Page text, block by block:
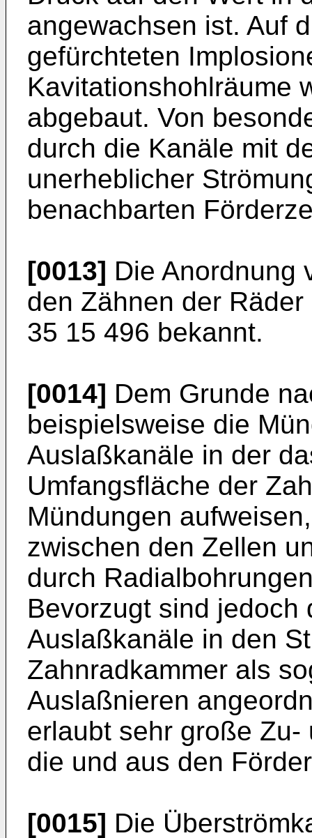
angewachsen ist. Auf
gefürchteten
Kavitations­hohlräume
abgebaut. Von
durch die Kanäle mit
unerheblicher
benachbarten
[0013] Die Anordnung
den Zähnen der
35 15 496 bekannt.
[0014] Dem Grunde
beispielsweise die
Auslaßkanäle in der
Umfangsfläche der
Mündungen
zwischen den Zellen
durch
Bevorzugt sind jedoch
Auslaßkanäle in den
Zahnradkammer als
Auslaßnieren
erlaubt sehr große Zu-
die und aus den
[0015] Die